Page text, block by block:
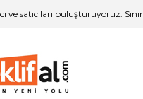
ve satıcıları buluşturuyoruz.